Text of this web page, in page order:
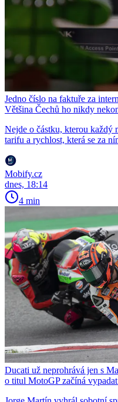
Jedno číslo na faktuře za
Většina Čechů ho nikdy
Nejde o částku, kterou každý
tarifu a rychlost, která se za
Mobify.cz
dnes, 18:14
4 min
Ducati už neprohrává jen s
o titul MotoGP začíná